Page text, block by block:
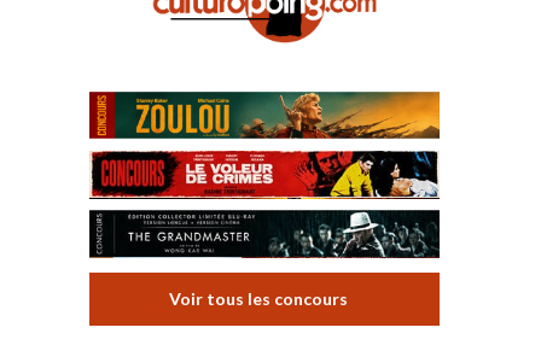
Voir tous les concours